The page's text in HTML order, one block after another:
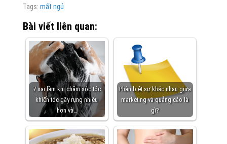
Tags: mất ngủ
Bài viết liên quan:
7 sai lầm khi chăm sóc tóc
khiến tóc gãy rụng nhiều
hơn và…
Phân biệt sự khác nhau giữa
marketing và quảng cáo là
gì?